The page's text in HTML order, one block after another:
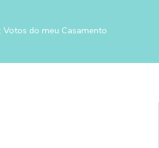
Votos do meu Casamento